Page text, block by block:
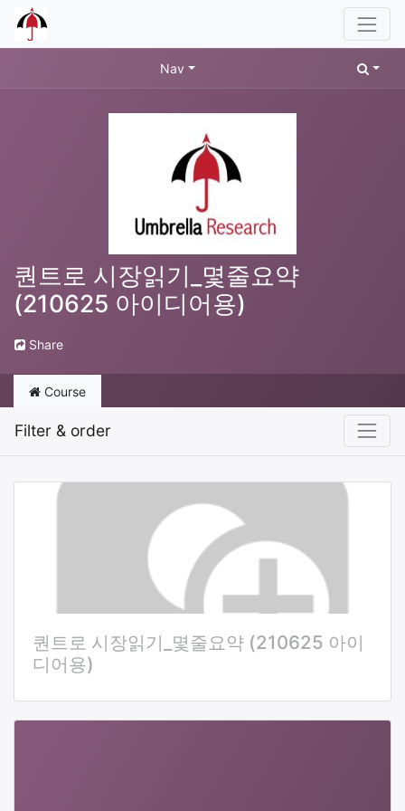
Nav
퀀트로 시장읽기_몇줄요약
(210625 아이디어용)
Share
Course
Filter & order
퀀트로 시장읽기_몇줄요약 (210625 아이
디어용)